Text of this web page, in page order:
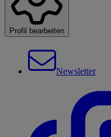
Profil bearbeiten
Newsletter